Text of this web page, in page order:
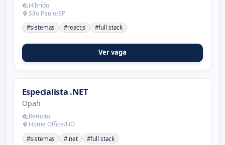
Híbrido
São Paulo/SP
#sistemas #reactjs #full stack
Ver vaga
Especialista .NET
Opah
Remoto
Home Office/HO
#sistemas #.net #full stack